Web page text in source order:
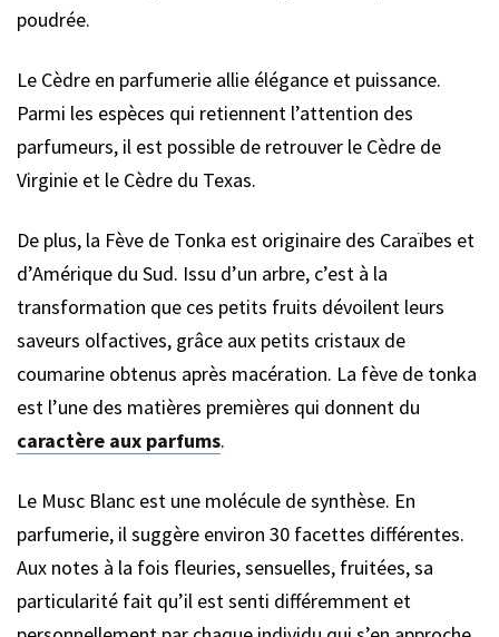
poudrée.
Le Cèdre en parfumerie allie élégance et puissance.
Parmi les espèces qui retiennent l’attention des
parfumeurs, il est possible de retrouver le Cèdre de
Virginie et le Cèdre du Texas.
De plus, la Fève de Tonka est originaire des Caraïbes et
d’Amérique du Sud. Issu d’un arbre, c’est à la
transformation que ces petits fruits dévoilent leurs
saveurs olfactives, grâce aux petits cristaux de
coumarine obtenus après macération. La fève de tonka
est l’une des matières premières qui donnent du
caractère aux parfums.
Le Musc Blanc est une molécule de synthèse. En
parfumerie, il suggère environ 30 facettes différentes.
Aux notes à la fois fleuries, sensuelles, fruitées, sa
particularité fait qu’il est senti différemment et